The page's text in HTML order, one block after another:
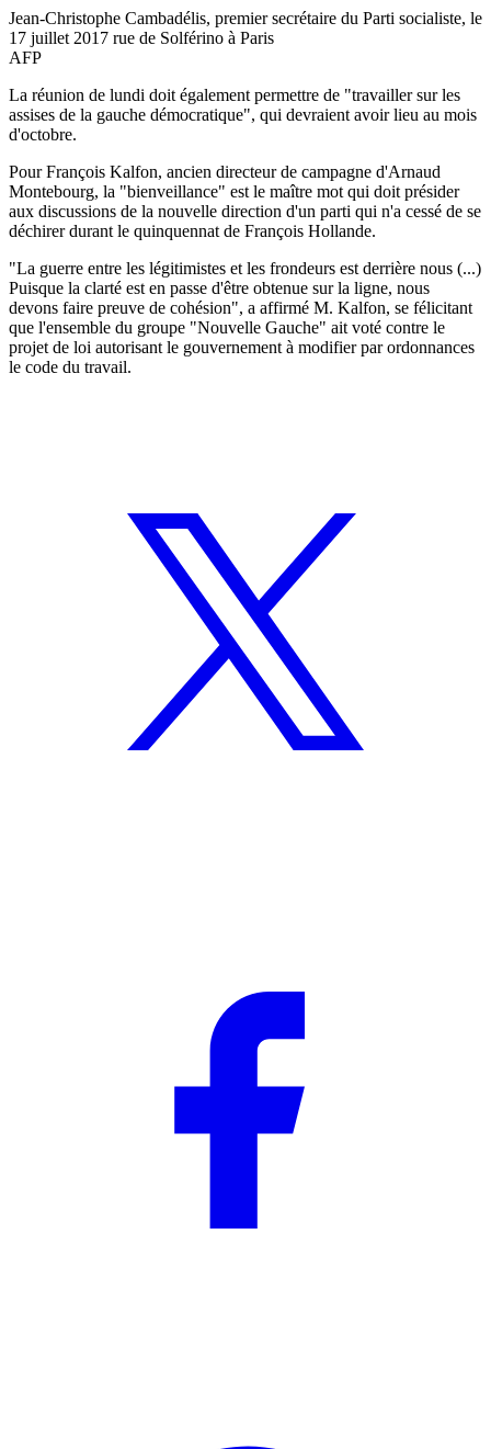
Jean-Christophe Cambadélis, premier secrétaire du Parti socialiste, le
17 juillet 2017 rue de Solférino à Paris
AFP
La réunion de lundi doit également permettre de "travailler sur les
assises de la gauche démocratique", qui devraient avoir lieu au mois
d'octobre.
Pour François Kalfon, ancien directeur de campagne d'Arnaud
Montebourg, la "bienveillance" est le maître mot qui doit présider
aux discussions de la nouvelle direction d'un parti qui n'a cessé de se
déchirer durant le quinquennat de François Hollande.
"La guerre entre les légitimistes et les frondeurs est derrière nous (...)
Puisque la clarté est en passe d'être obtenue sur la ligne, nous
devons faire preuve de cohésion", a affirmé M. Kalfon, se félicitant
que l'ensemble du groupe "Nouvelle Gauche" ait voté contre le
projet de loi autorisant le gouvernement à modifier par ordonnances
le code du travail.